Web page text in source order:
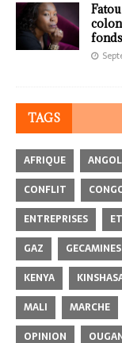
TAGS
AFRIQUE
CONFLIT
ENTREPRISES
GAZ
GECAMINES
KENYA
MALI
MARCHE
OPINION